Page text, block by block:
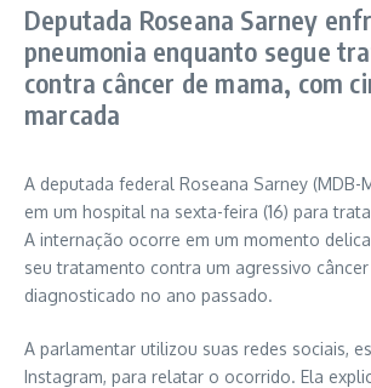
Deputada Roseana Sarney
pneumonia enquanto segue
contra câncer de mama, com
marcada
A deputada federal Roseana Sarney (MDB-
em um hospital na sexta-feira (16) para
A internação ocorre em um momento
seu tratamento contra um agressivo câncer
diagnosticado no ano passado.
A parlamentar utilizou suas redes sociais,
Instagram, para relatar o ocorrido. Ela